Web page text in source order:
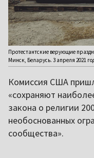
Протестантские верующие
Минск, Беларусь. 3 апреля 2021
Комиссия США
«сохраняют
закона о религии
необоснованных
сообщества».